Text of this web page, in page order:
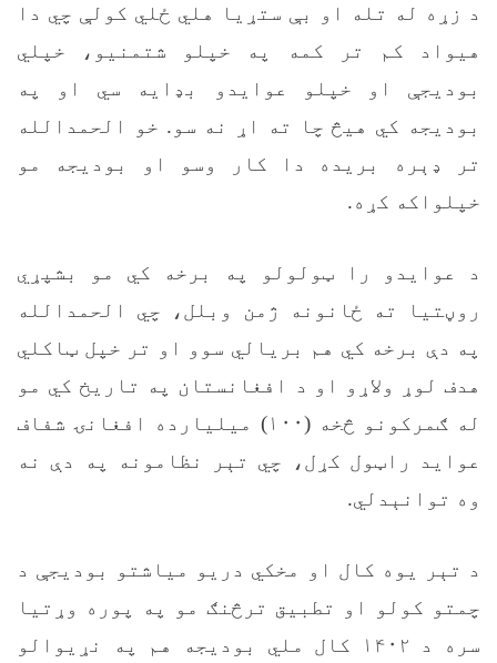
د زړه له تله او بې ستړیا هلي ځلي کولې چي دا
هیواد کم تر کمه په خپلو شتمنیو، خپلي
بودیجې او خپلو عوایدو بډایه سي او په
بودیجه کي هیڅ چا ته اړ نه سو. خو الحمدالله
تر ډېره بریده دا کار وسو او بودیجه مو
خپلواکه کړه.
د عوایدو را ټولولو په برخه کي مو بشپړي
روڼتیا ته ځانونه ژمن وبلل، چي الحمدالله
په دې برخه کي هم بریالي سوو او تر خپل ټاکلي
هدف لوړ ولاړو او د افغانستان په تاریخ کي مو
له ګمرکونو څخه (۱۰۰) میلیارده افغانۍ شفاف
عواید راټول کړل، چي تېر نظامونه په دې نه
وه توانېدلي.
د تېر یوه کال او مخکي دریو میاشتو بودیجې د
چمتو کولو او تطبیق ترڅنګ مو په پوره وړتیا
سره د ۱۴۰۲ کال ملي بودیجه هم په نړیوالو